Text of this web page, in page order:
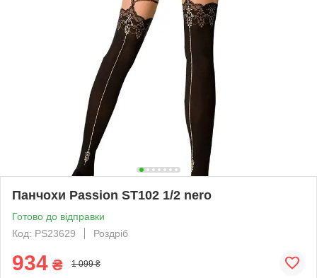
Панчохи Passion ST102 1/2 nero
Готово до відправки
Код: PS23629
Роздріб
934 ₴ 1 099 ₴